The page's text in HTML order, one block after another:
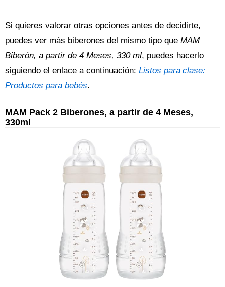
Si quieres valorar otras opciones antes de decidirte,
puedes ver más biberones del mismo tipo que MAM
Biberón, a partir de 4 Meses, 330 ml, puedes hacerlo
siguiendo el enlace a continuación: Listos para clase:
Productos para bebés.
MAM Pack 2 Biberones, a partir de 4 Meses,
330ml